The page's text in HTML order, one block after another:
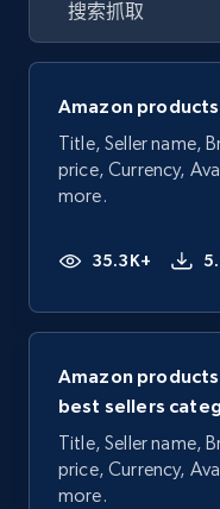
Amazon products
Title, Seller name,
price, Currency,
more.
35.3K+
Amazon
best sellers
Title, Seller name,
price, Currency,
more.